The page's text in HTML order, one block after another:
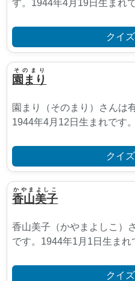
す。1944年4月19日生まれで
クイ
園まり
そのまり
園まり（そのまり）さんは
1944年4月12日生まれです。
クイ
香山美子
かやまよしこ
香山美子（かやまよしこ）
です。1944年1月1日生まれ
クイ